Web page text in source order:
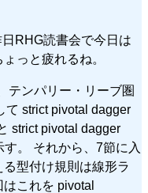
日RHG読書会で今日は
っと疲れるね。
テンパリー・リーブ圏
て strict pivotal dagger
strict pivotal dagger
。 それから、7節に入
型付け規則は線形ラ
これを pivotal